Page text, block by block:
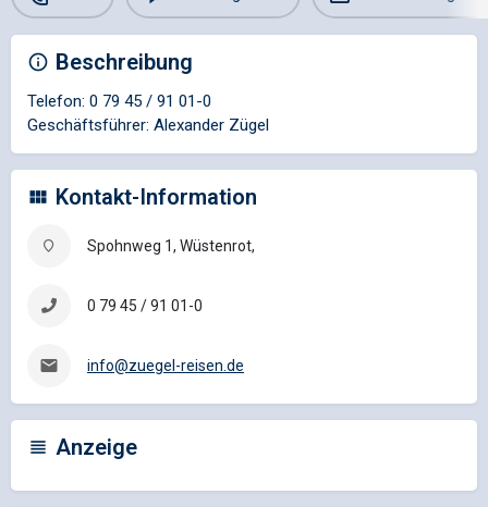
Beschreibung
Telefon: 0 79 45 / 91 01-0
Geschäftsführer: Alexander Zügel
Kontakt-Information
Spohnweg 1, Wüstenrot,
0 79 45 / 91 01-0
info@zuegel-reisen.de
Anzeige